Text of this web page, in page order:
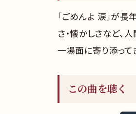
「ごめんよ 涙」が
さ・懐かしさなど
一場面に寄り添って
この曲を聴く